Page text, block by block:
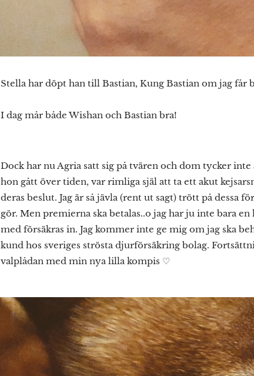
Stella har döpt han till Bastian, Kung Bastian om jag får
I dag mår både Wishan och Bastian bra!
Dock har nu Agria satt sig på tvären och dom tycker
hon gått över tiden, var rimliga själ att ta ett akut
deras beslut. Jag är så jävla (rent ut sagt) trött på dessa
gör. Men premierna ska betalas..o jag har ju inte bara
med försäkras in. Jag kommer inte ge mig om jag ska
kund hos sveriges strösta djurförsäkring bolag.
valplådan med min nya lilla kompis ♡